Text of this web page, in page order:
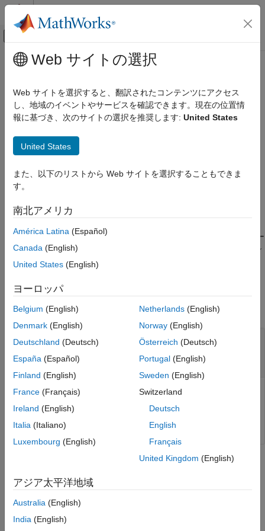
コンテンツへスキップ
オフキャンバス ナビゲーション メ
ドキュメンテーションのホーム
Simulink Report Generator
レポート プログラムの作成
項目一覧
構文
入力引数
バージョン履歴
参考
メインコンテンツ
slreportgen.utils.loadAllSystems
すべてのシステムを読み込む
構文
説明
Simulink
® モデル
nameがモデルではなく、たとえばブロックである場合、このユー
ティリティは、含まれるモデルを取得してから、そのすべてのシ
ステムを読み込みます。
入力引数
すべて折りたたむ
name—Simulink モデルまたは Stateflow
ジェクトの名前またはハンドル
string|文字配列
すべてのシステムを読み込む対象の Simulink モデルまたは
Stateflow オブジェクトの名前またはハンドル。string または
R2018b で導入
Web サイトの選択
Web サイトを選択すると、翻訳されたコンテンツにアクセス
し、地域のイベントやサービスを確認できます。現在の位置情
報に基づき、次のサイトの選択を推奨します: United States
United States
また、以下のリストから Web サイトを選択することもできま
す。
南北アメリカ
América Latina (Español)
Canada (English)
United States (English)
ヨーロッパ
Belgium (English)
Denmark (English)
Deutschland (Deutsch)
España (Español)
Finland (English)
France (Français)
Ireland (English)
Italia (Italiano)
Luxembourg (English)
Netherlands(English)
Norway(English)
Österreich (Deutsch)
Portugal(English)
Sweden (English)
Switzerland
Deutsch
English
Français
United Kingdom (English)
アジア太平洋地域
Australia (English)
India (English)